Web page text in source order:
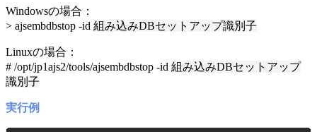
Windowsの場合：
> ajsembdbstop -id 組み込みDBセットアップ識別子
Linuxの場合：
# /opt/jp1ajs2/tools/ajsembdbstop -id 組み込みDBセットアップ
識別子
実行例